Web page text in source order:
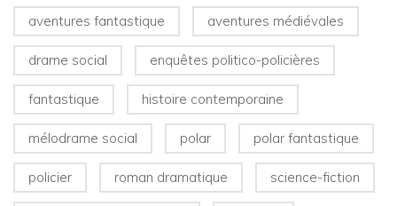
aventures fantastique aventures médiévales
drame social enquêtes politico-policières
fantastique histoire contemporaine
mélodrame social polar polar fantastique
policier roman dramatique science-fiction